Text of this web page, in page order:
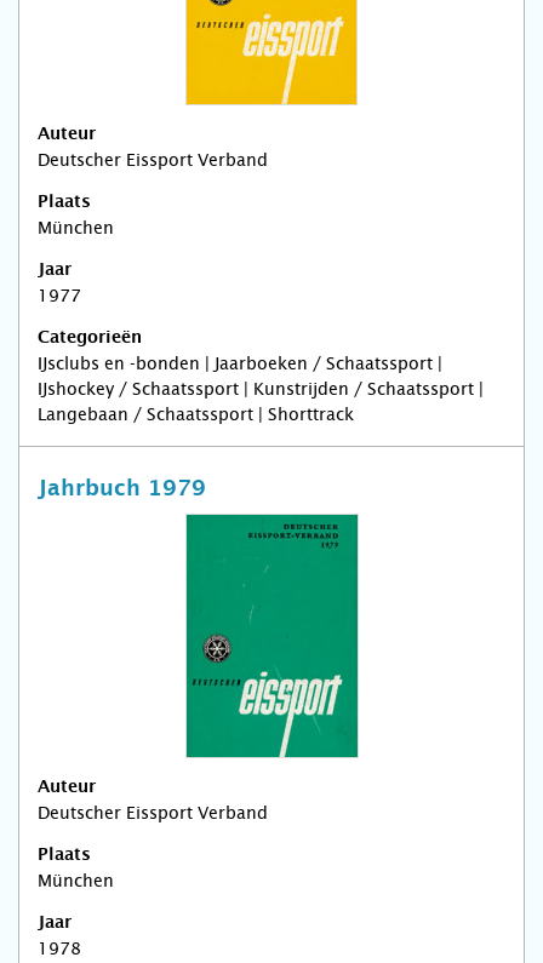
Auteur
Deutscher Eissport Verband
Plaats
München
Jaar
1977
Categorieën
IJsclubs en -bonden | Jaarboeken / Schaatssport |
IJshockey / Schaatssport | Kunstrijden / Schaatssport |
Langebaan / Schaatssport | Shorttrack
Jahrbuch 1979
Auteur
Deutscher Eissport Verband
Plaats
München
Jaar
1978